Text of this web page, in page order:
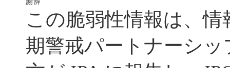
この脆弱性情報は、
期警戒パートナーシ